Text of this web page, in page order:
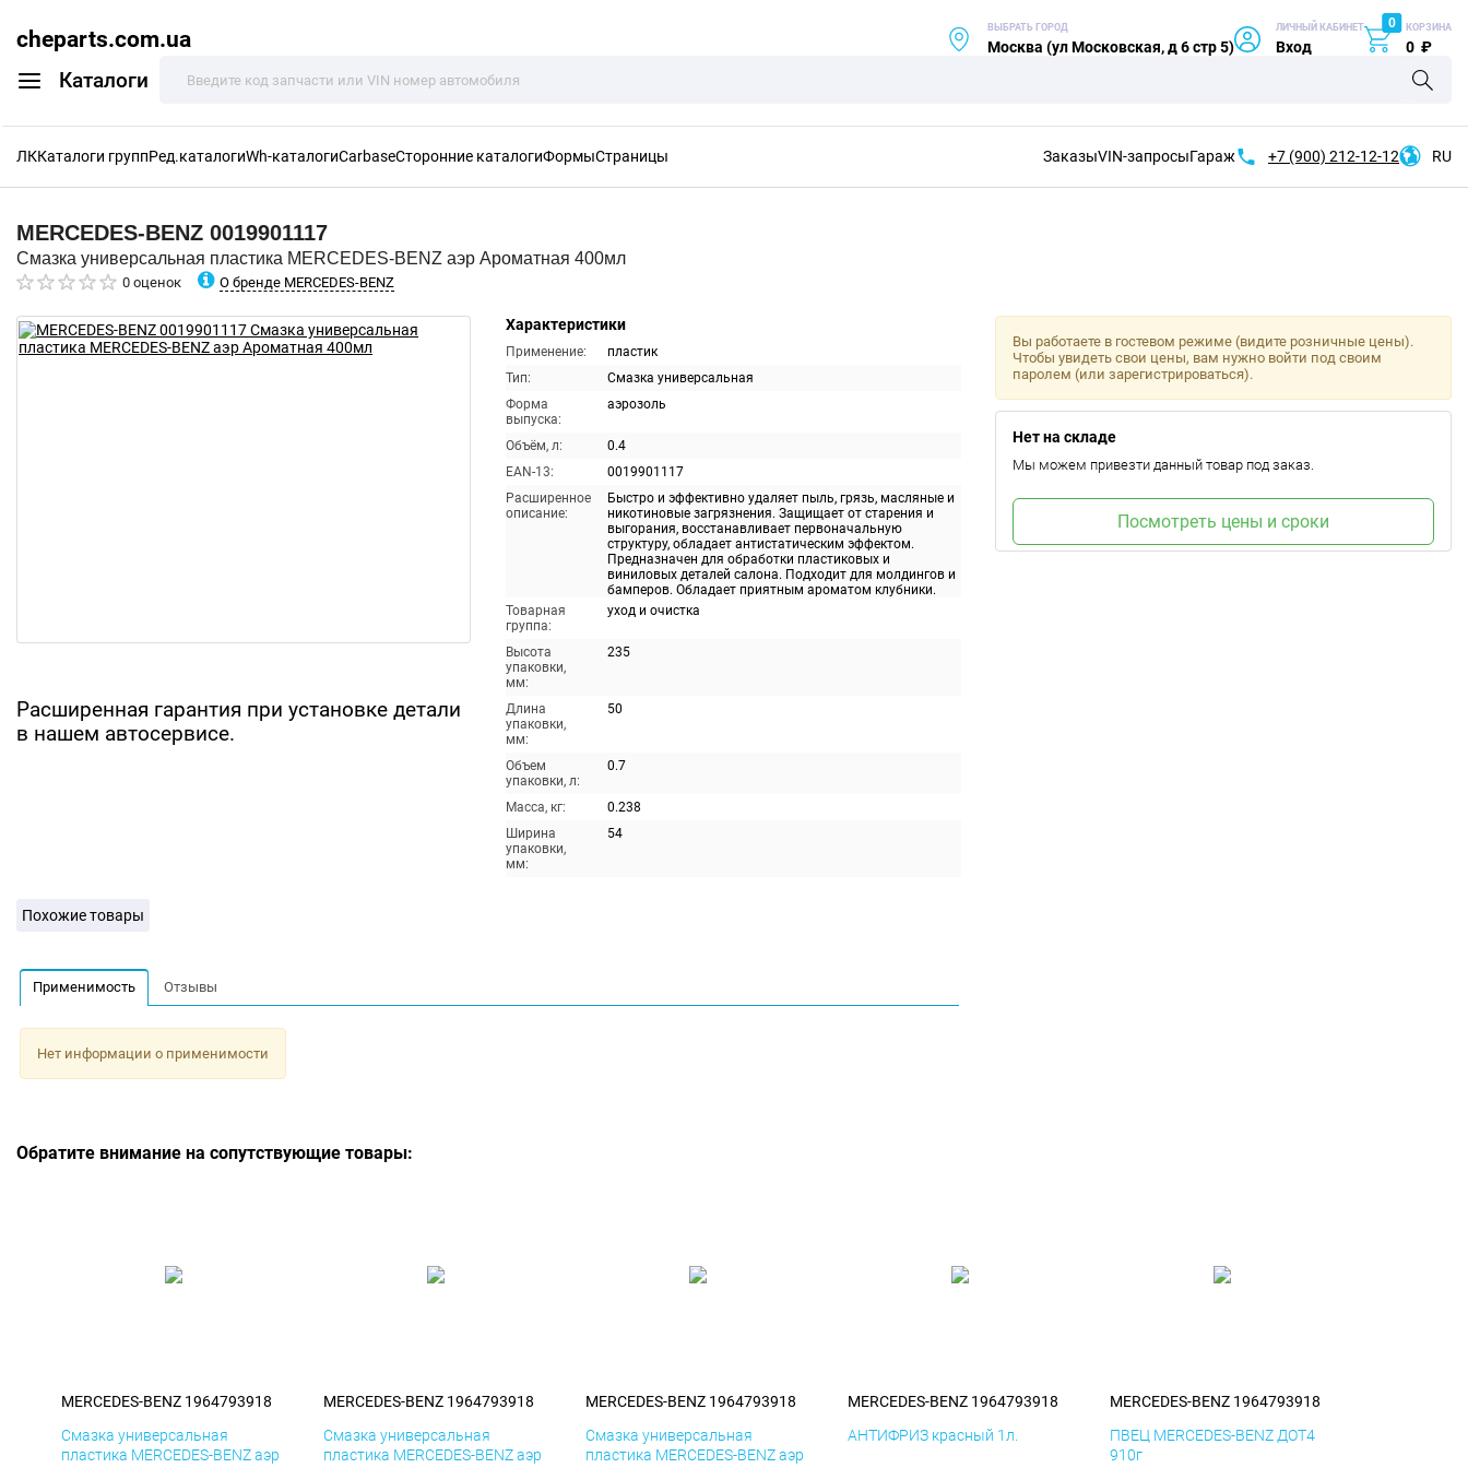
cheparts.com.ua
Каталоги
ВЫБРАТЬ ГОРОД
Москва (ул Московская, д 6 стр 5)
ЛИЧНЫЙ КАБИНЕТ
Вход
0 КОРЗИНА
0 ₽
ЛККаталоги группРед.каталогиWh-каталогиCarbaseСторонние каталогиФормыСтраницы ЗаказыVIN-запросыГараж +7 (900) 212-12-12 RU
MERCEDES-BENZ 0019901117
Смазка универсальная пластика MERCEDES-BENZ аэр Ароматная 400мл
0 оценок О бренде MERCEDES-BENZ
Расширенная гарантия при установке детали
в нашем автосервисе.
Характеристики
Применение:
пластик
Тип:
Смазка универсальная
Форма
выпуска:
аэрозоль
Объём, л:
0.4
EAN-13:
0019901117
Расширенное
описание:
Быстро и эффективно удаляет пыль, грязь, масляные и
никотиновые загрязнения. Защищает от старения и
выгорания, восстанавливает первоначальную
структуру, обладает антистатическим эффектом.
Предназначен для обработки пластиковых и
виниловых деталей салона. Подходит для молдингов и
бамперов. Обладает приятным ароматом клубники.
Товарная
группа:
уход и очистка
Высота
упаковки,
мм:
235
Длина
упаковки,
мм:
50
Объем
упаковки, л:
0.7
Масса, кг:
0.238
Ширина
упаковки,
мм:
54
Вы работаете в гостевом режиме (видите розничные цены).
Чтобы увидеть свои цены, вам нужно войти под своим
паролем (или зарегистрироваться).
Нет на складе
Мы можем привезти данный товар под заказ.
Посмотреть цены и сроки
Похожие товары
Применимость Отзывы
Нет информации о применимости
Обратите внимание на сопутствующие товары:
MERCEDES-BENZ 1964793918
Смазка универсальная
пластика MERCEDES-BENZ аэр
MERCEDES-BENZ 1964793918
Смазка универсальная
пластика MERCEDES-BENZ аэр
MERCEDES-BENZ 1964793918
Смазка универсальная
пластика MERCEDES-BENZ аэр
MERCEDES-BENZ 1964793918
АНТИФРИЗ красный 1л.
MERCEDES-BENZ 1964793918
ПВЕЦ MERCEDES-BENZ ДОТ4
910г